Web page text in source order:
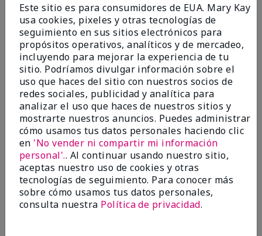
¿Le ha resultado útil esta
opinión?
4 0
Marcar esta opinión
5
Kristen
EnviadoHace 10 meses
por Jennifer
de MECHANCSBRG
Comprador verificado
Este sitio es para consumidores de EUA. Mary Kay
usa cookies, pixeles y otras tecnologías de
seguimiento en sus sitios electrónicos para
propósitos operativos, analíticos y de mercadeo,
incluyendo para mejorar la experiencia de tu
sitio. Podríamos divulgar información sobre el
uso que haces del sitio con nuestros socios de
redes sociales, publicidad y analítica para
analizar el uso que haces de nuestros sitios y
mostrarte nuestros anuncios. Puedes administrar
cómo usamos tus datos personales haciendo clic
en 'No vender ni compartir mi información
personal'.. Al continuar usando nuestro sitio,
aceptas nuestro uso de cookies y otras
tecnologías de seguimiento. Para conocer más
sobre cómo usamos tus datos personales,
consulta nuestra Política de privacidad.